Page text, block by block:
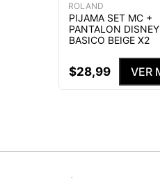
ROLAND
PIJAMA SET MC +
PANTALON
BASICO BEIGE X2
$28,99 VER